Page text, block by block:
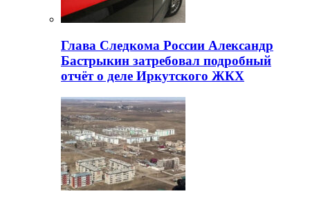
Глава Следкома России Александр
Бастрыкин затребовал подробный
отчёт о деле Иркутского ЖКХ